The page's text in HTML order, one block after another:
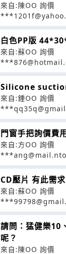
來自:陳OO 詢價
白色PP版
來自:蘇OO 詢價
Silicone
來自:鍾OO 詢價
門窗手把詢價費
來自:方OO 詢價
CD壓片 有此需求
來自:蘇OO 詢價
請問：猛健樂10
呢？
來自:陳OO 詢價